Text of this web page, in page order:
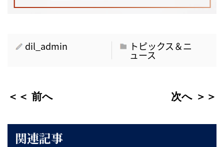
dil_admin トピックス＆ニ
ュース
＜＜ 前へ 次へ ＞＞
関連記事